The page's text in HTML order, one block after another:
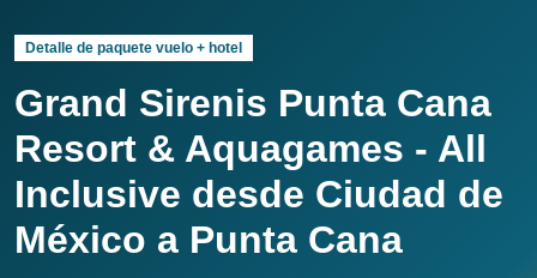
Detalle de paquete vuelo + hotel
Grand Sirenis Punta Cana
Resort & Aquagames - All
Inclusive desde Ciudad de
México a Punta Cana